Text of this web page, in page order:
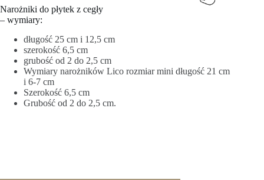
Narożniki do płytek z cegły
– wymiary:
długość 25 cm i 12,5 cm
szerokość 6,5 cm
grubość od 2 do 2,5 cm
Wymiary narożników Lico rozmiar mini długość 21 cm
i 6-7 cm
Szerokość 6,5 cm
Grubość od 2 do 2,5 cm.